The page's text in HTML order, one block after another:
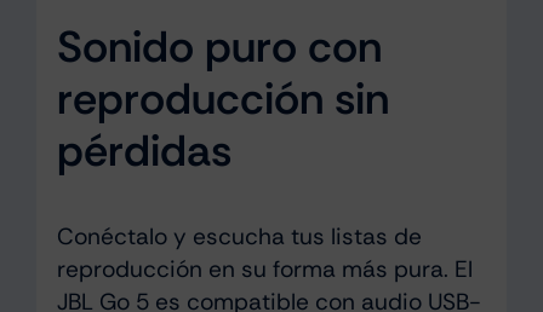
Sonido puro con
reproducción sin
pérdidas
Conéctalo y escucha tus listas de
reproducción en su forma más pura. El
JBL Go 5 es compatible con audio USB-